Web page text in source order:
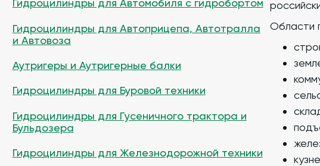
Гидроцилиндры для Автомобиля с гидробортом
Гидроцилиндры для Автоприцепа, Автотралла
и Автовоза
Аутригеры и Аутригерные балки
Гидроцилиндры для Буровой техники
Гидроцилиндры для Гусеничного трактора и
Бульдозера
Гидроцилиндры для Железнодорожной техники
Области